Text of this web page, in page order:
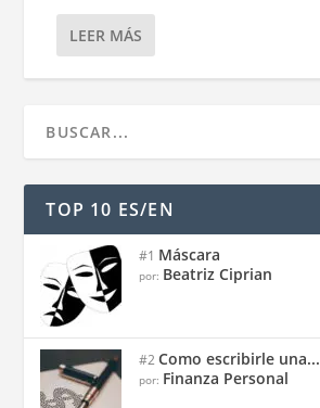
LEER MÁS
TOP 10 ES/EN
#1 Máscara
por: Beatriz Ciprian
#2Como escribirle una...
por: Finanza Personal